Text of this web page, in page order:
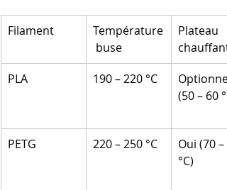
Filament
Température
buse
Plateau
chauffant
PLA
190 – 220 °C
Optionnel
(50 – 60
PETG 220 – 250 °C
Oui (70 –
°C)